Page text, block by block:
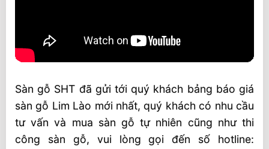
Sàn gỗ SHT đã gửi tới quý khách bảng báo giá
sàn gỗ Lim Lào mới nhất, quý khách có nhu cầu
tư vấn và mua sàn gỗ tự nhiên cũng như thi
công sàn gỗ, vui lòng gọi đến số hotline: